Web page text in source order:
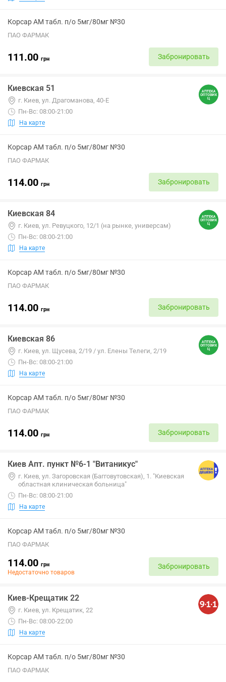
Корсар АМ табл. п/о 5мг/80мг №30
ПАО ФАРМАК
111.00 грн Забронировать
Киевская 51
г. Киев, ул. Драгоманова, 40-Е
Пн-Вс: 08:00-21:00
На карте
Корсар АМ табл. п/о 5мг/80мг №30
ПАО ФАРМАК
114.00 грн Забронировать
Киевская 84
г. Киев, ул. Ревуцкого, 12/1 (на рынке, универсам)
Пн-Вс: 08:00-21:00
На карте
Корсар АМ табл. п/о 5мг/80мг №30
ПАО ФАРМАК
114.00 грн Забронировать
Киевская 86
г. Киев, ул. Щусева, 2/19 / ул. Елены Телеги, 2/19
Пн-Вс: 08:00-21:00
На карте
Корсар АМ табл. п/о 5мг/80мг №30
ПАО ФАРМАК
114.00 грн Забронировать
Киев Апт. пункт №6-1 "Витаникус"
г. Киев, ул. Загоровская (Багговутовская), 1. "Киевская
областная клиническая больница"
Пн-Вс: 08:00-21:00
На карте
Корсар АМ табл. п/о 5мг/80мг №30
ПАО ФАРМАК
114.00 грн
Недостаточно товаров
Забронировать
Киев-Крещатик 22
г. Киев, ул. Крещатик, 22
Пн-Вс: 08:00-22:00
На карте
Корсар АМ табл. п/о 5мг/80мг №30
ПАО ФАРМАК